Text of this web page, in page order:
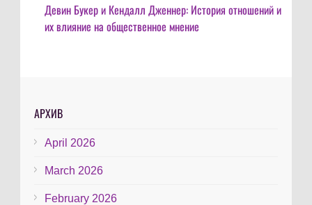
Девин Букер и Кендалл Дженнер: История отношений и
их влияние на общественное мнение
АРХИВ
April 2026
March 2026
February 2026